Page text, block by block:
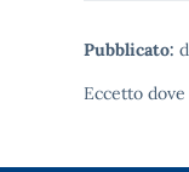
Pubblicato:
Eccetto